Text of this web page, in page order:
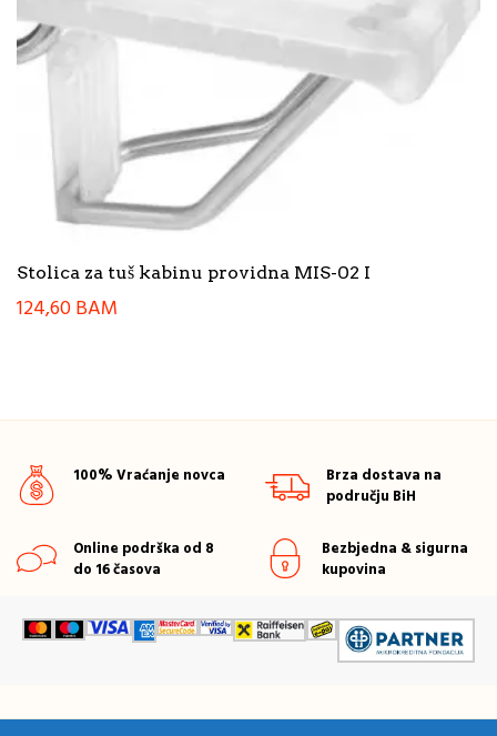
Stolica za tuš kabinu providna MIS-02 I
124,60BAM
100% Vraćanje novca
Brza dostava na
području BiH
Online podrška od 8
do 16 časova
Bezbjedna & sigurna
kupovina